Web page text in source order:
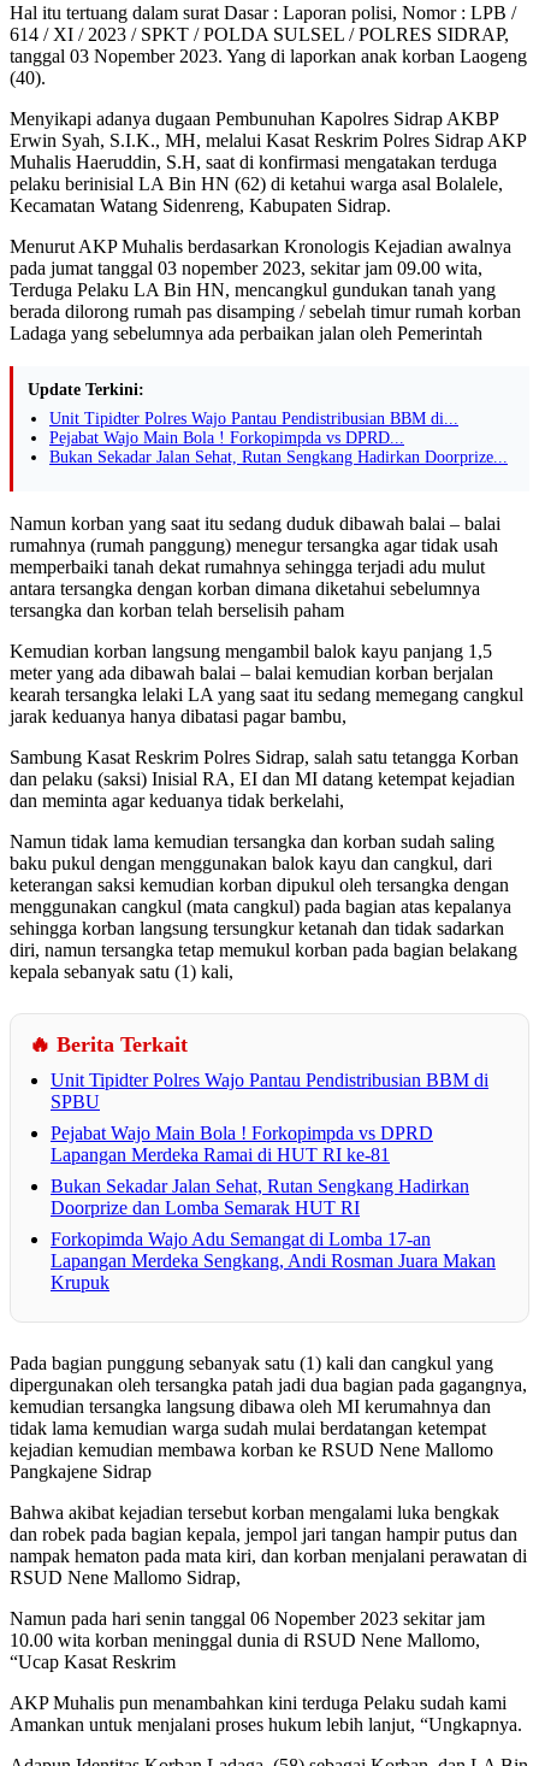
Hal itu tertuang dalam surat Dasar : Laporan polisi, Nomor : LPB /
614 / XI / 2023 / SPKT / POLDA SULSEL / POLRES SIDRAP,
tanggal 03 Nopember 2023. Yang di laporkan anak korban Laogeng
(40).
Menyikapi adanya dugaan Pembunuhan Kapolres Sidrap AKBP
Erwin Syah, S.I.K., MH, melalui Kasat Reskrim Polres Sidrap AKP
Muhalis Haeruddin, S.H, saat di konfirmasi mengatakan terduga
pelaku berinisial LA Bin HN (62) di ketahui warga asal Bolalele,
Kecamatan Watang Sidenreng, Kabupaten Sidrap.
Menurut AKP Muhalis berdasarkan Kronologis Kejadian awalnya
pada jumat tanggal 03 nopember 2023, sekitar jam 09.00 wita,
Terduga Pelaku LA Bin HN, mencangkul gundukan tanah yang
berada dilorong rumah pas disamping / sebelah timur rumah korban
Ladaga yang sebelumnya ada perbaikan jalan oleh Pemerintah
Update Terkini:
Unit Tipidter Polres Wajo Pantau Pendistribusian BBM di...
Pejabat Wajo Main Bola ! Forkopimpda vs DPRD...
Bukan Sekadar Jalan Sehat, Rutan Sengkang Hadirkan Doorprize...
Namun korban yang saat itu sedang duduk dibawah balai – balai
rumahnya (rumah panggung) menegur tersangka agar tidak usah
memperbaiki tanah dekat rumahnya sehingga terjadi adu mulut
antara tersangka dengan korban dimana diketahui sebelumnya
tersangka dan korban telah berselisih paham
Kemudian korban langsung mengambil balok kayu panjang 1,5
meter yang ada dibawah balai – balai kemudian korban berjalan
kearah tersangka lelaki LA yang saat itu sedang memegang cangkul
jarak keduanya hanya dibatasi pagar bambu,
Sambung Kasat Reskrim Polres Sidrap, salah satu tetangga Korban
dan pelaku (saksi) Inisial RA, EI dan MI datang ketempat kejadian
dan meminta agar keduanya tidak berkelahi,
Namun tidak lama kemudian tersangka dan korban sudah saling
baku pukul dengan menggunakan balok kayu dan cangkul, dari
keterangan saksi kemudian korban dipukul oleh tersangka dengan
menggunakan cangkul (mata cangkul) pada bagian atas kepalanya
sehingga korban langsung tersungkur ketanah dan tidak sadarkan
diri, namun tersangka tetap memukul korban pada bagian belakang
kepala sebanyak satu (1) kali,
🔥 Berita Terkait
Unit Tipidter Polres Wajo Pantau Pendistribusian BBM di
SPBU
Pejabat Wajo Main Bola ! Forkopimpda vs DPRD
Lapangan Merdeka Ramai di HUT RI ke-81
Bukan Sekadar Jalan Sehat, Rutan Sengkang Hadirkan
Doorprize dan Lomba Semarak HUT RI
Forkopimda Wajo Adu Semangat di Lomba 17-an
Lapangan Merdeka Sengkang, Andi Rosman Juara Makan
Krupuk
Pada bagian punggung sebanyak satu (1) kali dan cangkul yang
dipergunakan oleh tersangka patah jadi dua bagian pada gagangnya,
kemudian tersangka langsung dibawa oleh MI kerumahnya dan
tidak lama kemudian warga sudah mulai berdatangan ketempat
kejadian kemudian membawa korban ke RSUD Nene Mallomo
Pangkajene Sidrap
Bahwa akibat kejadian tersebut korban mengalami luka bengkak
dan robek pada bagian kepala, jempol jari tangan hampir putus dan
nampak hematon pada mata kiri, dan korban menjalani perawatan di
RSUD Nene Mallomo Sidrap,
Namun pada hari senin tanggal 06 Nopember 2023 sekitar jam
10.00 wita korban meninggal dunia di RSUD Nene Mallomo,
“Ucap Kasat Reskrim
AKP Muhalis pun menambahkan kini terduga Pelaku sudah kami
Amankan untuk menjalani proses hukum lebih lanjut, “Ungkapnya.